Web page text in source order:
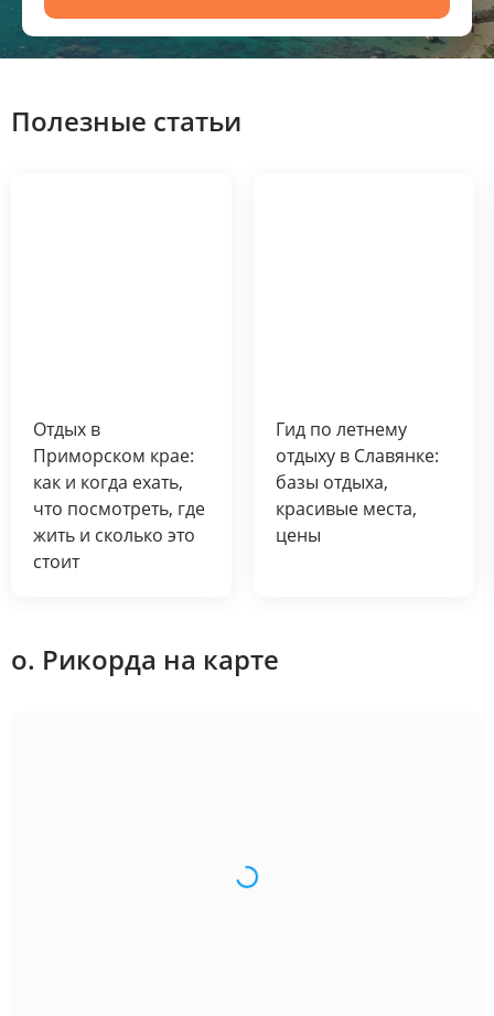
Полезные статьи
Отдых в
Приморском крае:
как и когда ехать,
что посмотреть, где
жить и сколько это
стоит
Гид по летнему
отдыху в Славянке:
базы отдыха,
красивые места,
цены
о. Рикорда на карте